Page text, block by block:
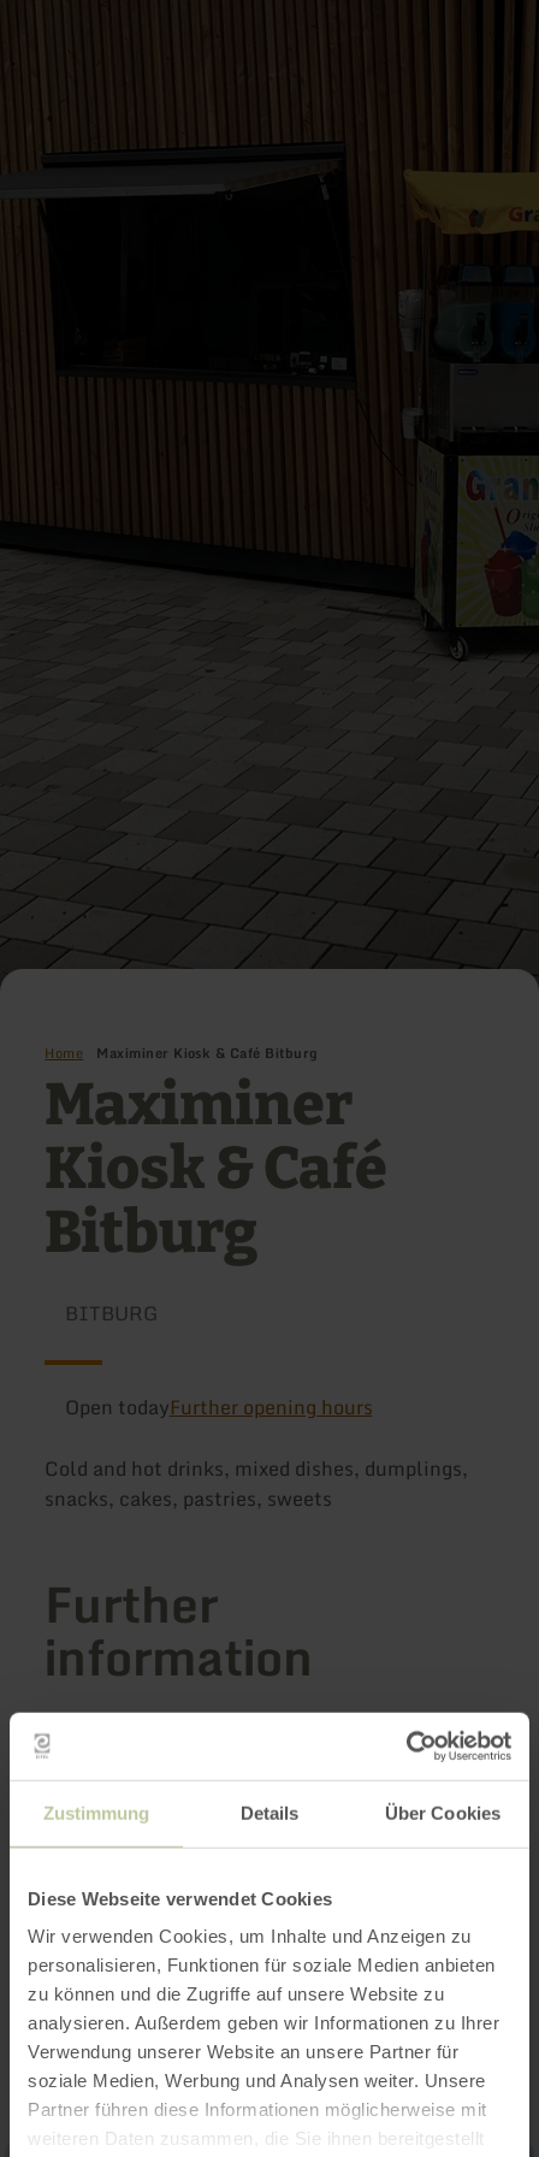
Zustimmung Details Über Cookies
Diese Webseite verwendet Cookies
Wir verwenden Cookies, um Inhalte und Anzeigen zu
personalisieren, Funktionen für soziale Medien anbieten
zu können und die Zugriffe auf unsere Website zu
analysieren. Außerdem geben wir Informationen zu Ihrer
Verwendung unserer Website an unsere Partner für
soziale Medien, Werbung und Analysen weiter. Unsere
Partner führen diese Informationen möglicherweise mit
weiteren Daten zusammen, die Sie ihnen bereitgestellt
Home Maximiner Kiosk & Café Bitburg
Maximiner
Kiosk & Café
Bitburg
BITBURG
Open todayFurther opening hours
Cold and hot drinks, mixed dishes, dumplings,
snacks, cakes, pastries, sweets
Further
information
Opening hours
Features / Special features
Categories
Impressions